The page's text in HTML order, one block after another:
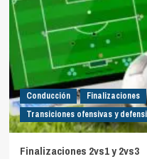
Conducción Finalizaciones
Transiciones ofensivas y
Finalizaciones 2vs1 y 2vs3